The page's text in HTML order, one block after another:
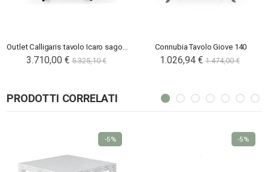
3.710,00 € 5.325,10 €
Connubia Tavolo Giove 140
1.026,94 € 1.474,00 €
PRODOTTI CORRELATI
-5% -5%